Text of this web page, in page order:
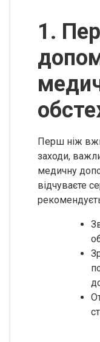
1.
Перш ніж
заходи,
медичну
відчуваєте